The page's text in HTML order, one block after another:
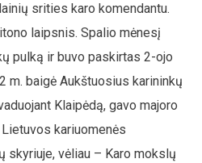
srities karo komendantu.
laipsnis. Spalio mėnesį
pulką ir buvo paskirtas 2-ojo
m. baigė Aukštuosius karininkų
Klaipėdą, gavo majoro
kariuomenės
skyriuje, vėliau – Karo mokslų